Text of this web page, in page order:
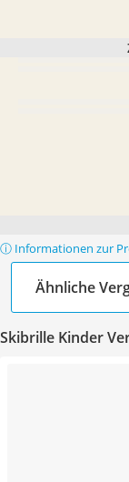
ⓘ Informationen zur
Ähnliche
Skibrille Kinder